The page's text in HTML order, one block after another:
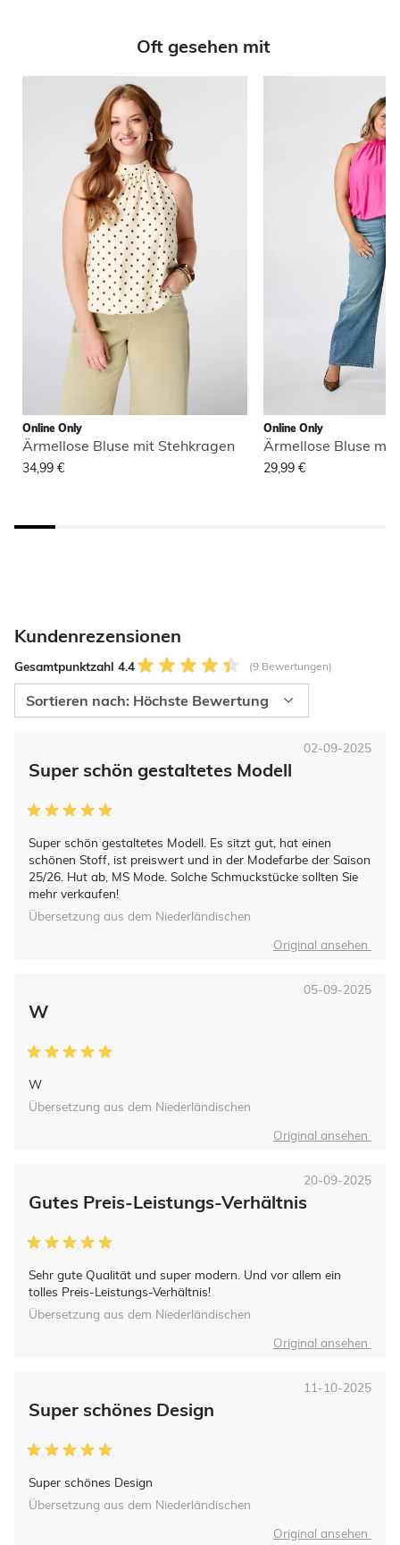
Oft gesehen mit
Online Only
Ärmellose Bluse mit Stehkragen
34,99 €
Online Only
Ärmellose Bluse
29,99 €
Kundenrezensionen
Gesamtpunktzahl 4.4 (9 Bewertungen)
Super schön gestaltetes Modell
Super schön gestaltetes Modell. Es sitzt gut, hat einen
schönen Stoff, ist preiswert und in der Modefarbe der Saison
25/26. Hut ab, MS Mode. Solche Schmuckstücke sollten Sie
mehr verkaufen!
02-09-2025
Übersetzung aus dem Niederländischen
Original ansehen
W
W
05-09-2025
Übersetzung aus dem Niederländischen
Original ansehen
Gutes Preis-Leistungs-Verhältnis
Sehr gute Qualität und super modern. Und vor allem ein
tolles Preis-Leistungs-Verhältnis!
20-09-2025
Übersetzung aus dem Niederländischen
Original ansehen
Super schönes Design
Super schönes Design
11-10-2025
Übersetzung aus dem Niederländischen
Original ansehen